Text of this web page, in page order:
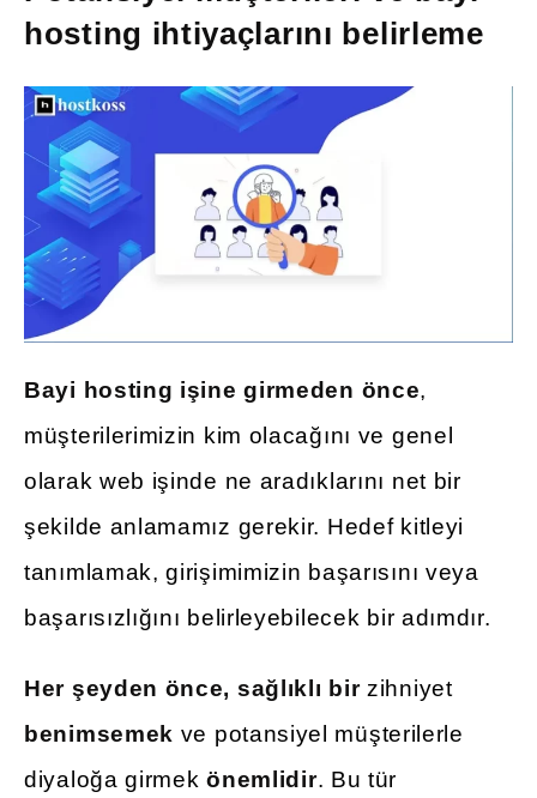
hosting ihtiyaçlarını belirleme
Bayi hosting işine girmeden önce,
müşterilerimizin kim olacağını ve genel
olarak web işinde ne aradıklarını net bir
şekilde anlamamız gerekir. Hedef kitleyi
tanımlamak, girişimimizin başarısını veya
başarısızlığını belirleyebilecek bir adımdır.
Her şeyden önce, sağlıklı birzihniyet
benimsemek ve potansiyel müşterilerle
diyaloğa girmekönemlidir. Bu tür